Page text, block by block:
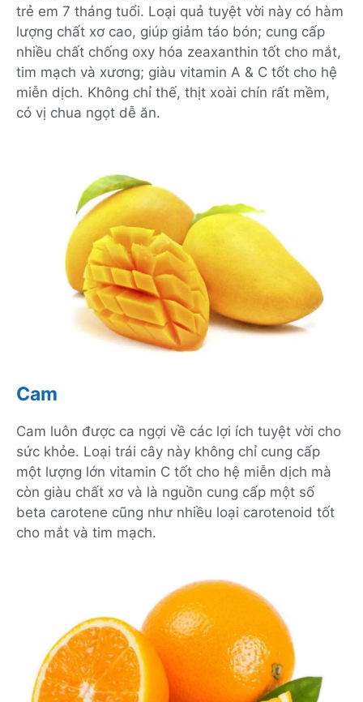
trẻ em 7 tháng tuổi. Loại quả tuyệt vời này có hàm
lượng chất xơ cao, giúp giảm táo bón; cung cấp
nhiều chất chống oxy hóa zeaxanthin tốt cho mắt,
tim mạch và xương; giàu vitamin A & C tốt cho hệ
miễn dịch. Không chỉ thế, thịt xoài chín rất mềm,
có vị chua ngọt dễ ăn.
Cam
Cam luôn được ca ngợi về các lợi ích tuyệt vời cho
sức khỏe. Loại trái cây này không chỉ cung cấp
một lượng lớn vitamin C tốt cho hệ miễn dịch mà
còn giàu chất xơ và là nguồn cung cấp một số
beta carotene cũng như nhiều loại carotenoid tốt
cho mắt và tim mạch.